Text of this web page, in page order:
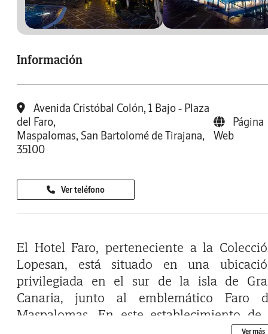
Información
Avenida Cristóbal Colón, 1 Bajo - Plaza
del Faro,
Maspalomas, San Bartolomé de Tirajana,
35100
Página
Web
Ver teléfono
El Hotel Faro, perteneciente a la
Lopesan, está situado en una
privilegiada en el sur de la isla de
Canaria, junto al emblemático Faro
Maspalomas. En este establecimiento de
Ver más